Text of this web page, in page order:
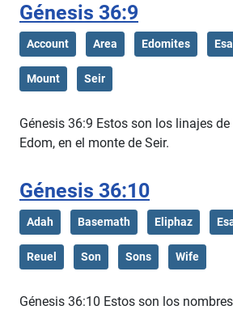
Génesis 36:9
Account Area Edomites
Mount Seir
Génesis 36:9 Estos son los linajes de
Edom, en el monte de Seir.
Génesis 36:10
Adah Basemath Eliphaz
Reuel Son Sons Wife
Génesis 36:10 Estos son los